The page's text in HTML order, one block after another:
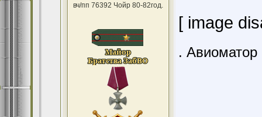
вч/пп 76392 Чойр 80-82год.
[ image
. Авиоматор